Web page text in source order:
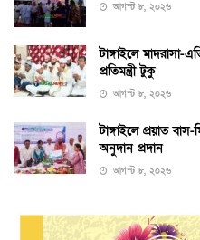
আগস্ট ৮, ২০২৬
টাঙ্গাইলে মাদরাসা-
প্রতিমন্ত্রী টুকু
আগস্ট ৮, ২০২৬
টাঙ্গাইলে প্রয়াত
অনুদান প্রদান
আগস্ট ৮, ২০২৬